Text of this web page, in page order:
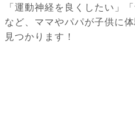
「運動神経を良くしたい」
など、ママやパパが子供に
見つかります！